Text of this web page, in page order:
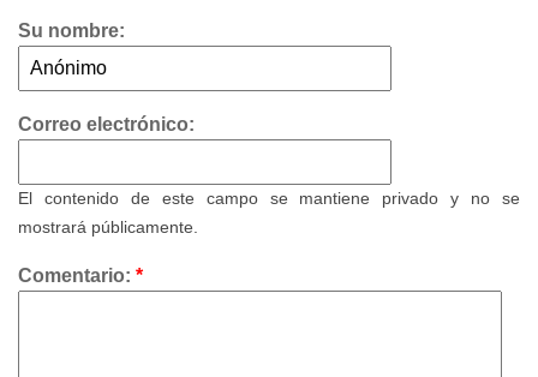
Su nombre:
Correo electrónico:
El contenido de este campo se mantiene privado y no se
mostrará públicamente.
Comentario: *